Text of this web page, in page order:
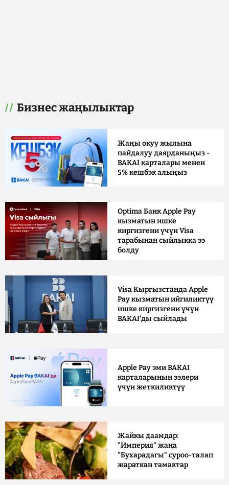
Бизнес жаңылыктар
Жаңы окуу жылына
пайдалуу даярданыңыз -
BAKAI карталары менен
5% кешбэк алыңыз
Optima Банк Apple Pay
кызматын ишке
киргизгени үчүн Visa
тарабынан сыйлыкка ээ
болду
Visa Кыргызстанда Apple
Pay кызматын ийгиликтүү
ишке киргизгени үчүн
BAKAI'ды сыйлады
Apple Pay эми BAKAI
карталарынын ээлери
үчүн жеткиликтүү
Жайкы даамдар:
"Империя" жана
"Бухарадагы" суроо-талап
жараткан тамактар